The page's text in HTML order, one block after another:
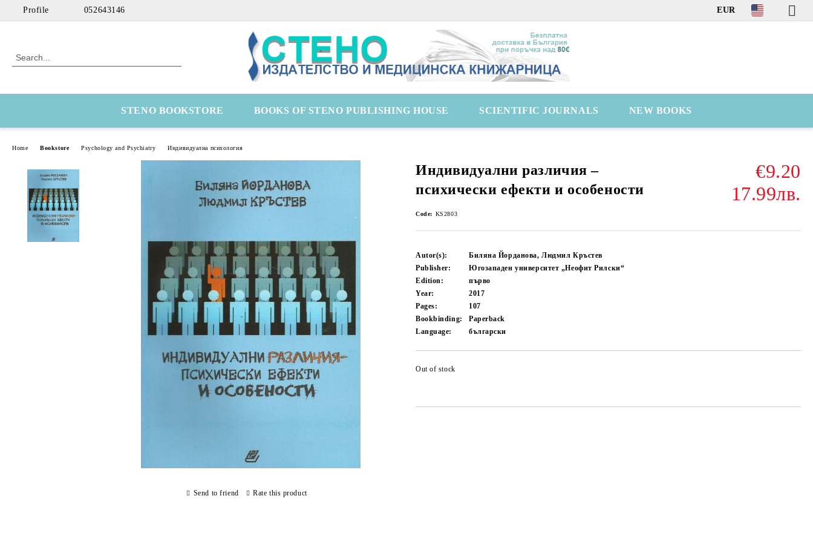
Profile 052643146 EUR
STENO BOOKSTORE BOOKS OF STENO PUBLISHING HOUSE SCIENTIFIC JOURNALS NEW BOOKS
Home Bookstore Psychology and Psychiatry Индивидуална психология
Индивидуални различия –
психически ефекти и особености
€9.20
17.99лв.
Code: KS2803
Autor(s):
Биляна Йорданова, Людмил Кръстев
Publisher:
Югозападен университет „Неофит Рилски“
Edition:
първо
Year:
2017
Pages:
107
Bookbinding:
Paperback
Language:
български
Out of stock
Send to friend Rate this product